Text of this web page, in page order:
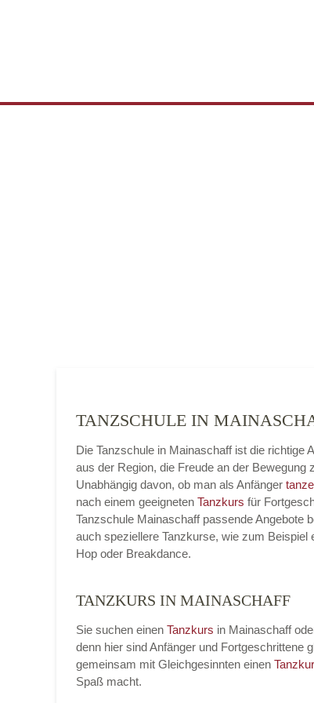
TANZSCHULE IN
Die Tanzschule in Mainaschaff ist die richtige
aus der Region, die Freude an der Bewegung
Unabhängig davon, ob man als Anfänger
nach einem geeigneten Tanzkurs für
Tanzschule Mainaschaff passende Angebote
auch speziellere Tanzkurse, wie zum Beispiel
Hop oder Breakdance.
TANZKURS IN MAINASCHAFF
Sie suchen einen Tanzkurs in Mainaschaff
denn hier sind Anfänger und Fortgeschrittene
gemeinsam mit Gleichgesinnten einen
Spaß macht.